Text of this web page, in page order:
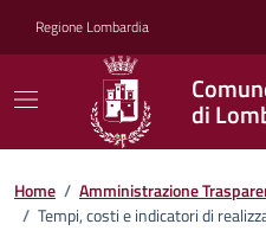
Regione Lombardia
di
Home / Amministrazione
/ Tempi, costi e indicatori di